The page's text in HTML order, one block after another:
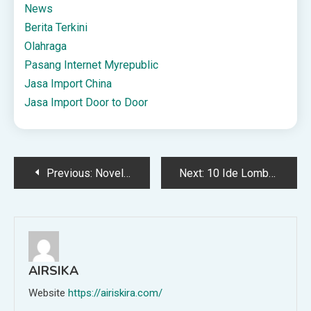
News
Berita Terkini
Olahraga
Pasang Internet Myrepublic
Jasa Import China
Jasa Import Door to Door
PostPrevious: Novel How to Serve Love Twice as Tasty by Gladistia Cuan Next: 10 Ide Lomba 17 Agustus Lucu dan Dijamin Seru
AIRSIKA
Website https://airiskira.com/